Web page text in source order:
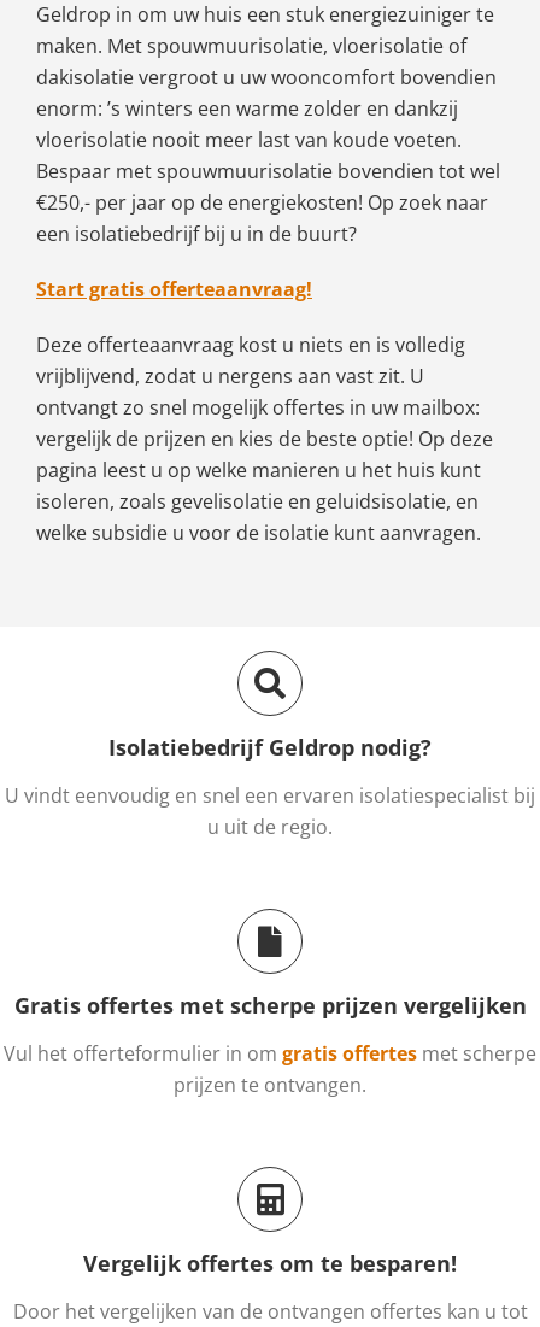
Geldrop in om uw huis een stuk energiezuiniger te
maken. Met spouwmuurisolatie, vloerisolatie of
dakisolatie vergroot u uw wooncomfort bovendien
enorm: ’s winters een warme zolder en dankzij
vloerisolatie nooit meer last van koude voeten.
Bespaar met spouwmuurisolatie bovendien tot wel
€250,- per jaar op de energiekosten! Op zoek naar
een isolatiebedrijf bij u in de buurt?
Start gratis offerteaanvraag!
Deze offerteaanvraag kost u niets en is volledig
vrijblijvend, zodat u nergens aan vast zit. U
ontvangt zo snel mogelijk offertes in uw mailbox:
vergelijk de prijzen en kies de beste optie! Op deze
pagina leest u op welke manieren u het huis kunt
isoleren, zoals gevelisolatie en geluidsisolatie, en
welke subsidie u voor de isolatie kunt aanvragen.
Isolatiebedrijf Geldrop nodig?
U vindt eenvoudig en snel een ervaren isolatiespecialist bij
u uit de regio.
Gratis offertes met scherpe prijzen vergelijken
Vul het offerteformulier in om gratis offertes met scherpe
prijzen te ontvangen.
Vergelijk offertes om te besparen!
Door het vergelijken van de ontvangen offertes kan u tot